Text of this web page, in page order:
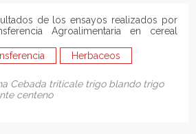
de los ensayos realizados por
Agroalimentaria en cereal
Herbaceos
Cebada triticale trigo blando trigo
centeno